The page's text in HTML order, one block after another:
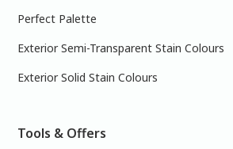
Perfect Palette
Exterior Semi-Transparent Stain Colours
Exterior Solid Stain Colours
Tools & Offers